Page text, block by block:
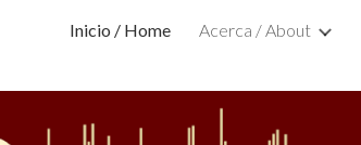
Skip to navigation
Inicio / Home Acerca / About